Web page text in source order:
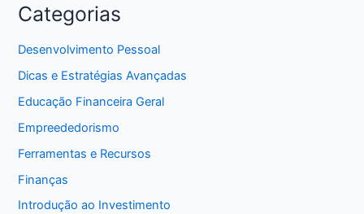
Categorias
Desenvolvimento Pessoal
Dicas e Estratégias Avançadas
Educação Financeira Geral
Empreededorismo
Ferramentas e Recursos
Finanças
Introdução ao Investimento